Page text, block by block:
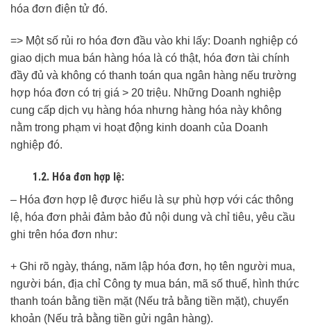
hóa đơn điện tử đó.
=> Một số rủi ro hóa đơn đầu vào khi lấy: Doanh nghiệp có
giao dịch mua bán hàng hóa là có thật, hóa đơn tài chính
đầy đủ và không có thanh toán qua ngân hàng nếu trường
hợp hóa đơn có trị giá > 20 triệu. Những Doanh nghiệp
cung cấp dịch vụ hàng hóa nhưng hàng hóa này không
nằm trong phạm vi hoạt động kinh doanh của Doanh
nghiệp đó.
1.2. Hóa đơn hợp lệ:
– Hóa đơn hợp lệ được hiểu là sự phù hợp với các thông
lệ, hóa đơn phải đảm bảo đủ nội dung và chỉ tiêu, yêu cầu
ghi trên hóa đơn như:
+ Ghi rõ ngày, tháng, năm lập hóa đơn, họ tên người mua,
người bán, địa chỉ Công ty mua bán, mã số thuế, hình thức
thanh toán bằng tiền mặt (Nếu trả bằng tiền mặt), chuyển
khoản (Nếu trả bằng tiền gửi ngân hàng).